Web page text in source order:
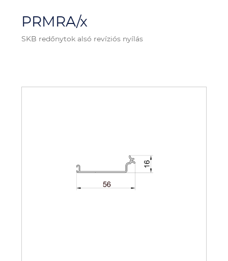
PRMRA/x
SKB redőnytok alsó revíziós nyílás